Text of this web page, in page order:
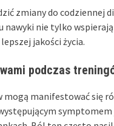
zmiany do codziennej
nawyki nie tylko
jakości życia.
podczas
manifestować się